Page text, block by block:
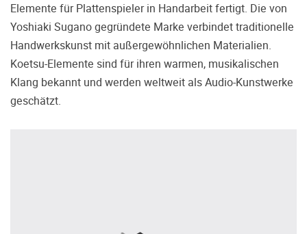
Qual der Wahl?
Warum kommen Sie nicht vorbei und
hören erstmal Probe? Dadurch stellen
Sie sicher, dass Sie die richtige Wahl
Elemente für Plattenspieler in Handarbeit fertigt. Die von
Yoshiaki Sugano gegründete Marke verbindet traditionelle
Handwerkskunst mit außergewöhnlichen Materialien.
Koetsu-Elemente sind für ihren warmen, musikalischen
Klang bekannt und werden weltweit als Audio-Kunstwerke
geschätzt.